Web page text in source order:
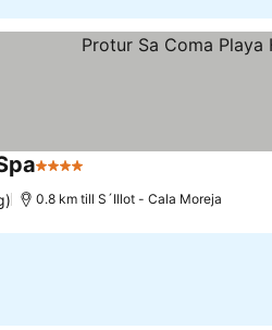
4 Stjärnor
0.8 km till S´Illot - Cala Moreja